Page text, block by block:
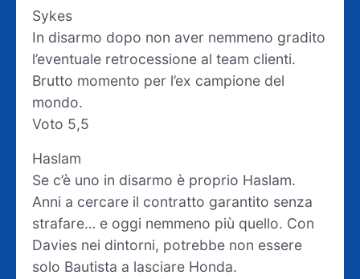
Sykes
In disarmo dopo non aver nemmeno gradito
l’eventuale retrocessione al team clienti.
Brutto momento per l’ex campione del
mondo.
Voto 5,5
Haslam
Se c’è uno in disarmo è proprio Haslam.
Anni a cercare il contratto garantito senza
strafare… e oggi nemmeno più quello. Con
Davies nei dintorni, potrebbe non essere
solo Bautista a lasciare Honda.